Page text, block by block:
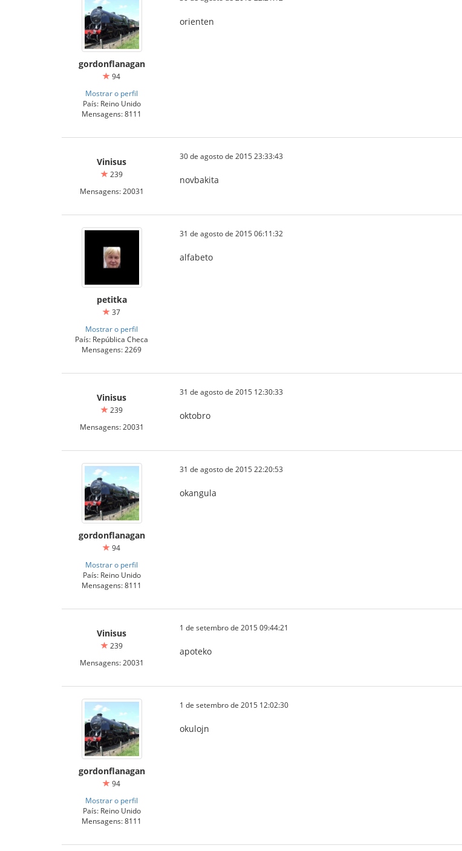
gordonflanagan
94
Mostrar o perfil
País: Reino Unido
Mensagens: 8111
orienten
Vinisus
239
Mensagens: 20031
30 de agosto de 2015 23:33:43
novbakita
petitka
37
Mostrar o perfil
País: República Checa
Mensagens: 2269
31 de agosto de 2015 06:11:32
alfabeto
Vinisus
239
Mensagens: 20031
31 de agosto de 2015 12:30:33
oktobro
gordonflanagan
94
Mostrar o perfil
País: Reino Unido
Mensagens: 8111
31 de agosto de 2015 22:20:53
okangula
Vinisus
239
Mensagens: 20031
1 de setembro de 2015 09:44:21
apoteko
gordonflanagan
94
Mostrar o perfil
País: Reino Unido
Mensagens: 8111
1 de setembro de 2015 12:02:30
okulojn